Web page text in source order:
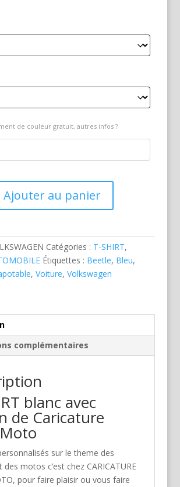
de couleur gratuit, autres infos ?
Ajouter au panier
Catégories : T-SHIRT,
Étiquettes : Beetle, Bleu,
, Voiture, Volkswagen
complémentaires
blanc avec
de Caricature
sur le theme des
motos c’est chez CARICATURE
pour faire plaisir ou vous faire